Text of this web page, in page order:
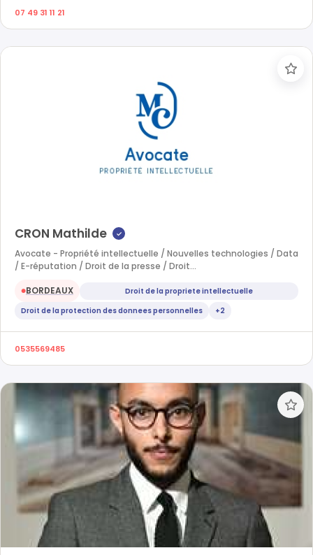
07 49 31 11 21
CRON Mathilde ✓
Avocate - Propriété intellectuelle / Nouvelles technologies / Data
/ E-réputation / Droit de la presse / Droit…
●BORDEAUX
Droit de la propriete intellectuelle
Droit de la protection des donnees personnelles
+2
0535569485